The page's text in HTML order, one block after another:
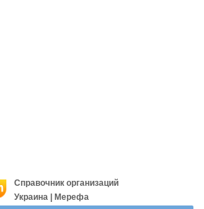
Справочник организаций
Украина | Мерефа